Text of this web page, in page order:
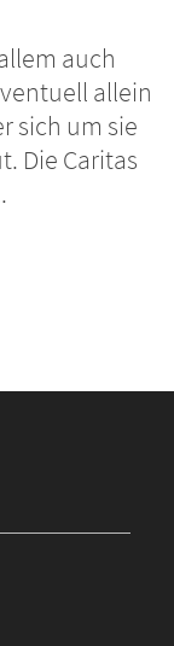
auch
allein
sich um sie
Die Caritas